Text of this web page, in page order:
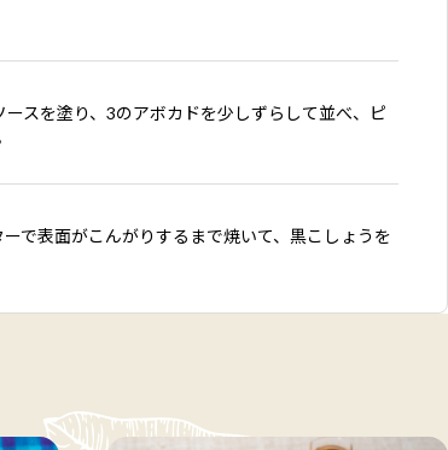
ースを塗り、3のアボカドを少しずらして並べ、ピ
で表面がこんがりするまで焼いて、黒こしょうを